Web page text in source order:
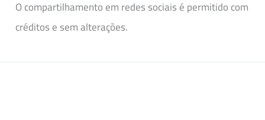
O compartilhamento em redes sociais é permitido com
créditos e sem alterações.